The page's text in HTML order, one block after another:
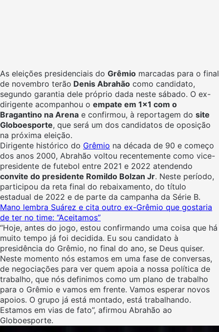
As eleições presidenciais do Grêmio marcadas para o final
de novembro terão Denis Abrahão como candidato,
segundo garantia dele próprio dada neste sábado. O ex-
dirigente acompanhou o empate em 1×1 com o
Bragantino na Arena e confirmou, à reportagem do site
Globoesporte, que será um dos candidatos de oposição
na próxima eleição.
Dirigente histórico do Grêmio na década de 90 e começo
dos anos 2000, Abrahão voltou recentemente como vice-
presidente de futebol entre 2021 e 2022 atendendo
convite do presidente Romildo Bolzan Jr. Neste período,
participou da reta final do rebaixamento, do título
estadual de 2022 e de parte da campanha da Série B.
Mano lembra Suárez e cita outro ex-Grêmio que gostaria
de ter no time: “Aceitamos”
“Hoje, antes do jogo, estou confirmando uma coisa que há
muito tempo já foi decidida. Eu sou candidato à
presidência do Grêmio, no final do ano, se Deus quiser.
Neste momento nós estamos em uma fase de conversas,
de negociações para ver quem apoia a nossa política de
trabalho, que nós definimos como um plano de trabalho
para o Grêmio e vamos em frente. Vamos esperar novos
apoios. O grupo já está montado, está trabalhando.
Estamos em vias de fato”, afirmou Abrahão ao
Globoesporte.